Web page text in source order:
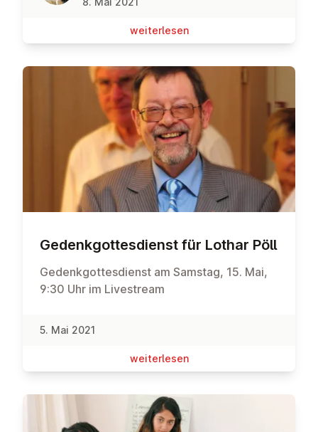
wei­ter­le­sen
Ge­denk­got­tes­dienst für Lothar Pöll
Gedenkgottesdienst am Samstag, 15. Mai,
9:30 Uhr im Livestream
5. Mai 2021
wei­ter­le­sen